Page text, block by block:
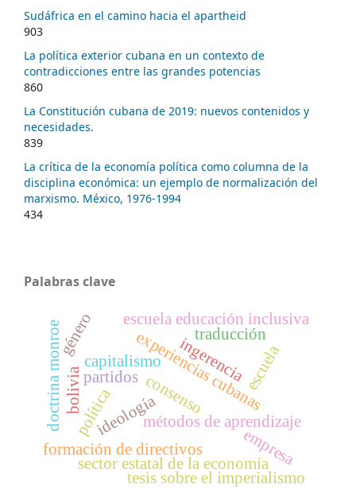
Sudáfrica en el camino hacia el apartheid
903
La política exterior cubana en un contexto de
contradicciones entre las grandes potencias
860
La Constitución cubana de 2019: nuevos contenidos y
necesidades.
839
La crítica de la economía política como columna de la
disciplina económica: un ejemplo de normalización del
marxismo. México, 1976-1994
434
Palabras clave
formación de directivos
métodos de aprendizaje
experiencias cubanas
capitalismo
consenso
ideología
partidos
política
bolivia
ingerencia
doctrina monroe escuela
escuela educación inclusiva
sector estatal de la economía
tesis sobre el imperialismo
empresa
género traducción